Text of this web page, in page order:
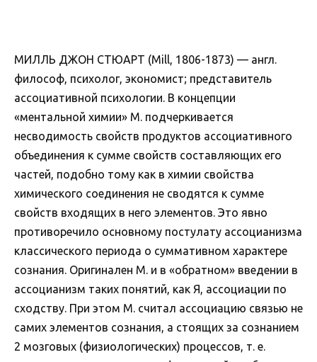
МИЛЛЬ ДЖОН СТЮАРТ (Mill, 1806-1873) — англ.
философ, психолог, экономист; представитель
ассоциативной психологии. В концепции
«ментальной химии» М. подчеркивается
несводимость свойств продуктов ассоциативного
объединения к сумме свойств составляющих его
частей, подобно тому как в химии свойства
химического соединения не сводятся к сумме
свойств входящих в него элементов. Это явно
противоречило основному постулату ассоцианизма
классического периода о суммативном характере
сознания. Оригинален М. и в «обратном» введении в
ассоцианизм таких понятий, как Я, ассоциации по
сходству. При этом М. считал ассоциацию связью не
самих элементов сознания, а стоящих за сознанием
2 мозговых (физиологических) процессов, т. е.